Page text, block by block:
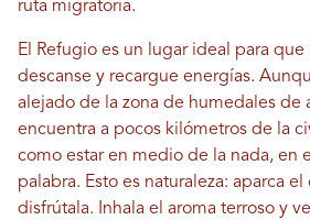
ruta migratoria.
El Refugio es un lugar ideal para
descanse y recargue energías.
alejado de la zona de humedales de
encuentra a pocos kilómetros de la
como estar en medio de la nada, en
palabra. Esto es naturaleza: aparca
disfrútala. Inhala el aroma terroso y